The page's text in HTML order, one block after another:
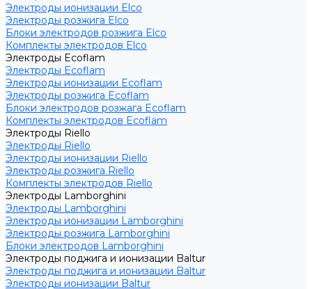
Электроды ионизации Elco
Электроды розжига Elco
Блоки электродов розжига Elco
Комплекты электродов Elco
Электроды Ecoflam
Электроды Ecoflam
Электроды ионизации Ecoflam
Электроды розжига Ecoflam
Блоки электродов розжага Ecoflam
Комплекты электродов Ecoflam
Электроды Riello
Электроды Riello
Электроды ионизации Riello
Электроды розжига Riello
Комплекты электродов Riello
Электроды Lamborghini
Электроды Lamborghini
Электроды ионизации Lamborghini
Электроды розжига Lamborghini
Блоки электродов Lamborghini
Электроды поджига и ионизации Baltur
Электроды поджига и ионизации Baltur
Электроды ионизации Baltur